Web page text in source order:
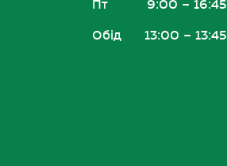
Пт 9:00 – 16:45
Обід 13:00 – 13:45